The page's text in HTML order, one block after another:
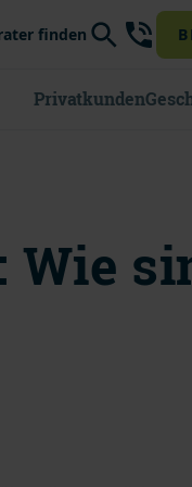
finden
Privatkunden
Wie